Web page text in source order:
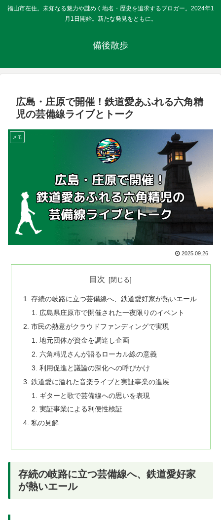
福山市在住。未知なる魅力や謎めく地名・歴史を追求するブロガー。2024年1
月1日開始。新たな発見をともに。
備後散歩
広島・庄原で開催！鉄道愛あふれる六角精
児の芸備線ライブとトーク
メモ
2025.09.26
目次
存続の岐路に立つ芸備線へ、鉄道愛好家が熱いエール
広島県庄原市で開催された一夜限りのイベント
市民の熱意がクラウドファンディングで実現
地元団体が資金を調達し企画
六角精児さんが語るローカル線の意義
利用促進と議論の深化への呼びかけ
鉄道愛に溢れた音楽ライブと実証事業の進展
ギターと歌で芸備線への思いを表現
実証事業による利便性検証
私の見解
存続の岐路に立つ芸備線へ、鉄道愛好家
が熱いエール